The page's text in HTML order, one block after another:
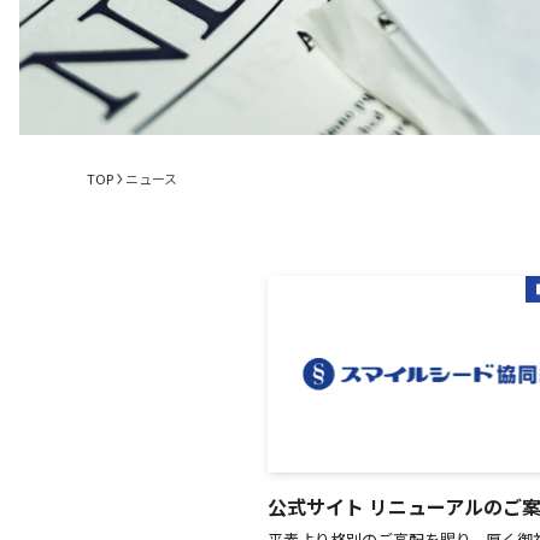
TOP ニュース
公式サイト リニューアルのご